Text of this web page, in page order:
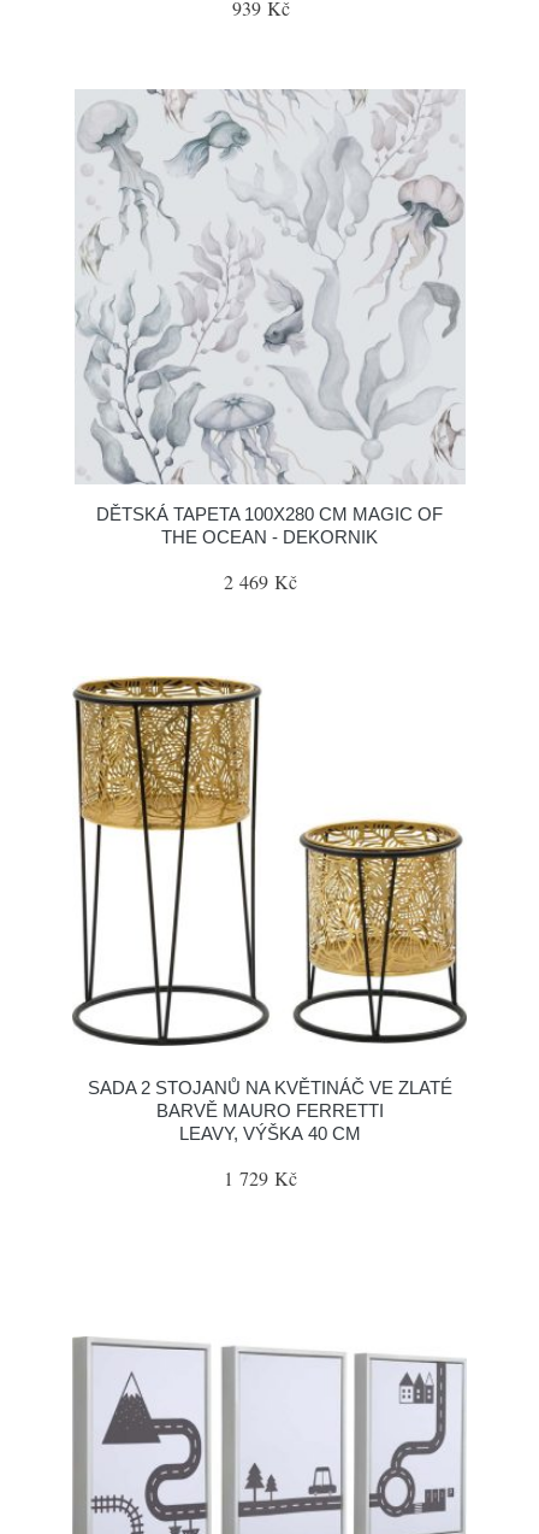
939 Kč
DĚTSKÁ TAPETA 100X280 CM MAGIC OF
THE OCEAN - DEKORNIK
2 469 Kč
SADA 2 STOJANŮ NA KVĚTINÁČ VE ZLATÉ
BARVĚ MAURO FERRETTI
LEAVY, VÝŠKA 40 CM
1 729 Kč